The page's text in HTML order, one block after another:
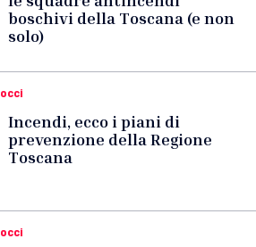
boschivi della Toscana (e non
solo)
Incendi, ecco i piani di
prevenzione della Regione
Toscana